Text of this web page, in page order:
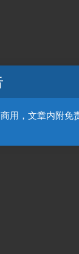
用，文章内附免